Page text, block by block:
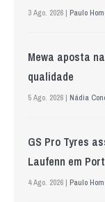
3 Ago. 2026 | Paulo
Mewa aposta
qualidade
5 Ago. 2026 | Nádia
GS Pro Tyres
Laufenn em
4 Ago. 2026 | Paulo